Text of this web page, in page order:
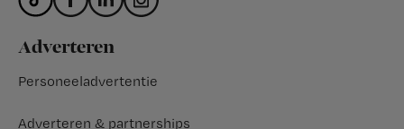
Adverteren
Personeeladvertentie
Adverteren & partnerships